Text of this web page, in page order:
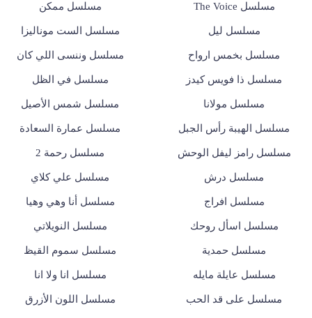
مسلسل The Voice مسلسل ممكن
مسلسل ليل مسلسل الست موناليزا
مسلسل بخمس ارواح مسلسل وننسى اللي كان
مسلسل ذا فويس كيدز مسلسل في الظل
مسلسل مولانا مسلسل شمس الأصيل
مسلسل الهيبة رأس الجبل مسلسل عمارة السعادة
مسلسل رامز ليفل الوحش مسلسل رحمة 2
مسلسل درش مسلسل علي كلاي
مسلسل افراج مسلسل أنا وهي وهيا
مسلسل اسأل روحك مسلسل النويلاتي
مسلسل حمدية مسلسل سموم القيظ
مسلسل عايلة مايله مسلسل انا ولا انا
مسلسل على قد الحب مسلسل اللون الأزرق